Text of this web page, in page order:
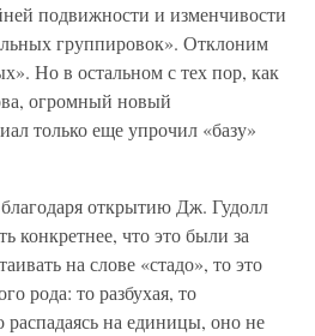
подвижности и изменчивости
группировок». Отклоним
Но в остальном с тех пор, как
огромный новый
только еще упрочил «базу»
открытию Дж. Гудолл
что это были за
на слове «стадо», то это
рода: то разбухая, то
распадаясь на единицы, оно не